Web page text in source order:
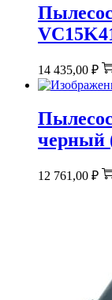
14 435,00 ₽
черный
12 761,00 ₽